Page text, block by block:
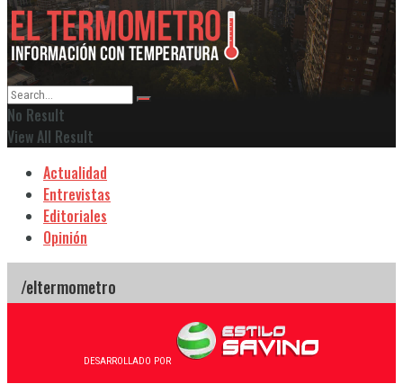
No Result
View All Result
Actualidad
Entrevistas
Editoriales
Opinión
DESARROLLADO POR